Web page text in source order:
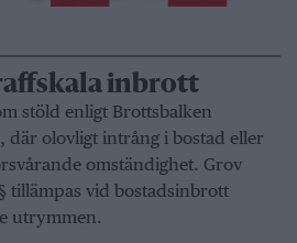
inbrott
stöld enligt Brottsbalken
där olovligt intrång i bostad eller
omständighet. Grov
tillämpas vid bostadsinbrott
utrymmen.